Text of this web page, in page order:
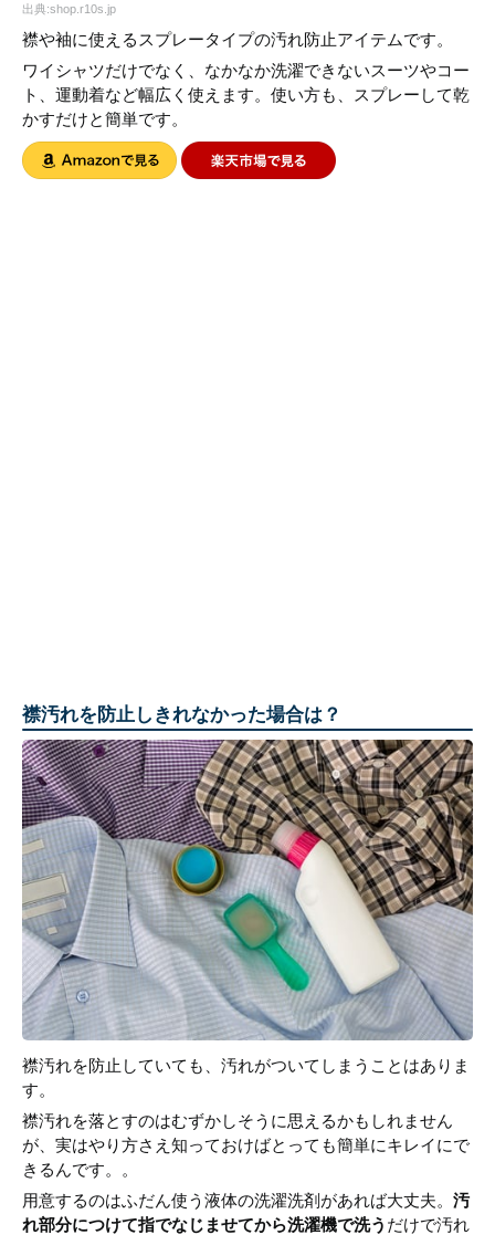
出典:shop.r10s.jp
襟や袖に使えるスプレータイプの汚れ防止アイテムです。
ワイシャツだけでなく、なかなか洗濯できないスーツやコー
ト、運動着など幅広く使えます。使い方も、スプレーして乾
かすだけと簡単です。
襟汚れを防止しきれなかった場合は？
襟汚れを防止していても、汚れがついてしまうことはありま
す。
襟汚れを落とすのはむずかしそうに思えるかもしれません
が、実はやり方さえ知っておけばとっても簡単にキレイにで
きるんです。。
用意するのはふだん使う液体の洗濯洗剤があれば大丈夫。 汚
れ部分につけて指でなじませてから洗濯機で洗う だけで汚れ